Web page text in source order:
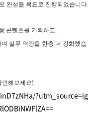
완성을 목표로 진행되었습니다.
콘텐츠를 기획하고,
며 실무 역량을 한층 더 강화했습
인해보세요!
?utm_source=ig